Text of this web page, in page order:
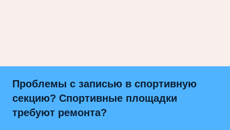
Проблемы с записью в спортивную
секцию? Спортивные площадки
требуют ремонта?